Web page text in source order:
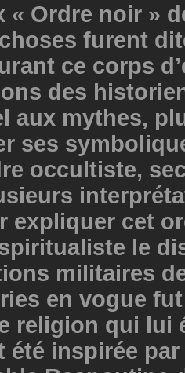
« Ordre noir »
furent
ce corps
des
aux mythes,
ses
occultiste,
expliquer cet
le
militaires
en vogue
religion qui lui
été inspirée